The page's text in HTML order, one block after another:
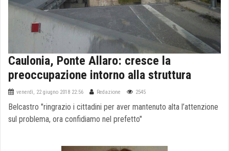
Caulonia, Ponte Allaro: cresce la
preoccupazione intorno alla struttura
venerdì, 22 giugno 2018 22:56 Redazione 2545
Belcastro "ringrazio i cittadini per aver mantenuto alta l’attenzione
sul problema, ora confidiamo nel prefetto"